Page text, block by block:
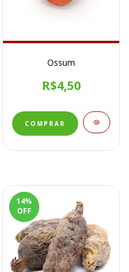
Ossum
R$4,50
14%
OFF